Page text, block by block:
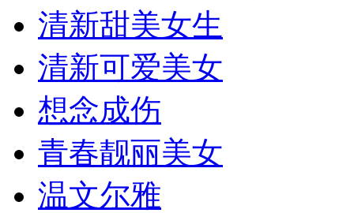
清新甜美女生
清新可爱美女
想念成伤
青春靓丽美女
温文尔雅